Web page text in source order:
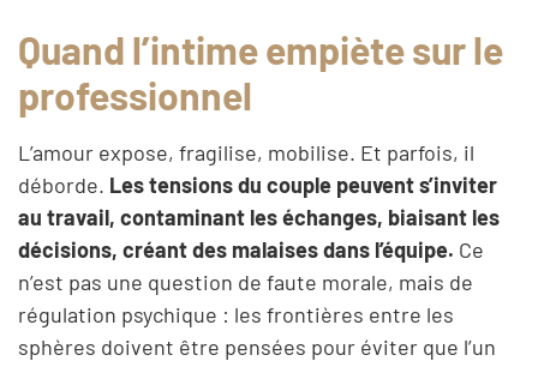
Quand l’intime empiète sur le
professionnel
L’amour expose, fragilise, mobilise. Et parfois, il
déborde. Les tensions du couple peuvent s’inviter
au travail, contaminant les échanges, biaisant les
décisions, créant des malaises dans l’équipe. Ce
n’est pas une question de faute morale, mais de
régulation psychique : les frontières entre les
sphères doivent être pensées pour éviter que l’un